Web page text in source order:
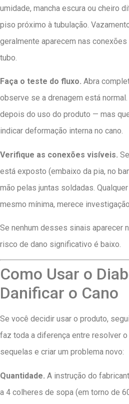
umidade, mancha escura ou cheiro
piso próximo à tubulação.
geralmente aparecem nas
tubo.
Faça o teste do fluxo. Abra
observe se a drenagem está
depois do uso do produto — mas
indicar deformação interna no cano.
Verifique as conexões visíveis.
está exposto (embaixo da pia, no
mão pelas juntas soldadas.
mesmo mínima, merece investigação.
Se nenhum desses sinais aparecer
risco de dano significativo é baixo.
Como Usar o
Danificar o Cano
Se você decidir usar o produto,
faz toda a diferença entre resolver
sequelas e criar um problema novo:
Quantidade. A instrução do
a 4 colheres de sopa (em torno de